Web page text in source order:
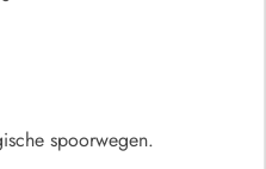
spoorwegen.